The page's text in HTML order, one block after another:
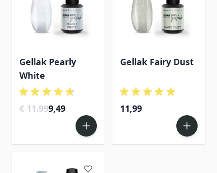
Gellak Pearly
White
€ 11.999,49
Gellak Fairy Dust
11,99